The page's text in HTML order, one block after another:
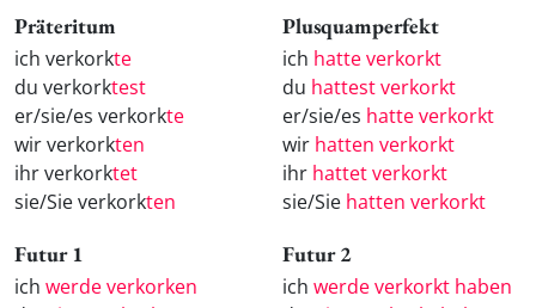
Präteritum
ich verkorkte
du verkorktest
er/sie/es verkorkte
wir verkorkten
ihr verkorktet
sie/Sie verkorkten
Plusquamperfekt
ich hatte verkorkt
du hattest verkorkt
er/sie/es hatte verkorkt
wir hatten verkorkt
ihr hattet verkorkt
sie/Sie hatten verkorkt
Futur 1
ich werde verkorken
Futur 2
ich werde verkorkt haben